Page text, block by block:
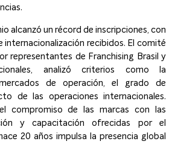
alcanzó un récord de inscripciones, con
internacionalización recibidos. El comité
representantes de Franchising Brasil y
analizó criterios como la
de operación, el grado de
de las operaciones internacionales.
compromiso de las marcas con las
y capacitación ofrecidas por el
20 años impulsa la presencia global